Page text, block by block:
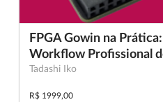
FPGA Gowin na
Workflow Profissional
Tadashi Iko
R$ 1999,00